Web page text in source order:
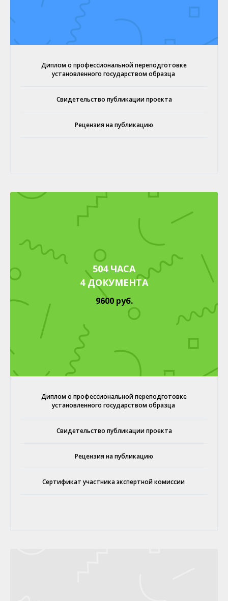
Диплом о профессиональной переподготовке
установленного государством образца
Свидетельство публикации проекта
Рецензия на публикацию
504 ЧАСА
4 ДОКУМЕНТА
9600 руб.
Диплом о профессиональной переподготовке
установленного государством образца
Свидетельство публикации проекта
Рецензия на публикацию
Сертификат участника экспертной комиссии